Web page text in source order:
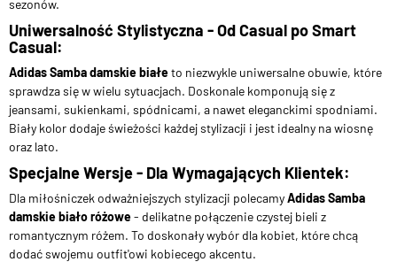
sezonów.
Uniwersalność Stylistyczna - Od Casual po Smart
Casual:
Adidas Samba damskie białeto niezwykle uniwersalne obuwie, które
sprawdza się w wielu sytuacjach. Doskonale komponują się z
jeansami, sukienkami, spódnicami, a nawet eleganckimi spodniami.
Biały kolor dodaje świeżości każdej stylizacji i jest idealny na wiosnę
oraz lato.
Specjalne Wersje - Dla Wymagających Klientek:
Dla miłośniczek odważniejszych stylizacji polecamyAdidas Samba
damskie biało różowe- delikatne połączenie czystej bieli z
romantycznym różem. To doskonały wybór dla kobiet, które chcą
dodać swojemu outfit'owi kobiecego akcentu.